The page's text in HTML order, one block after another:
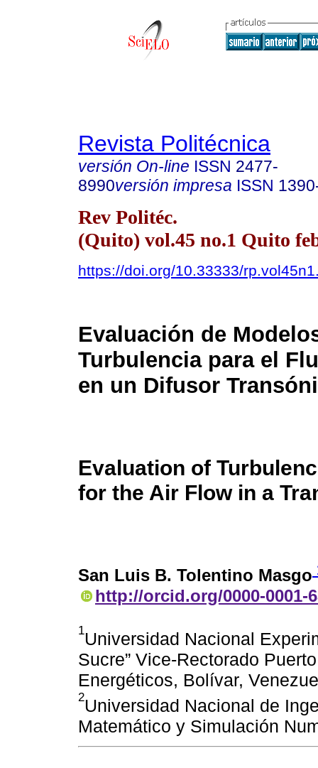
Revista Politécnica
versión On-line ISSN 2477-
8990versión impresa ISSN
Rev Politéc.
(Quito) vol.45 no.1 Quito
https://doi.org/10.33333/
Evaluación de
Turbulencia para el
en un Difusor
Evaluation of
for the Air Flow in a
San Luis B. Tolentino Masgo
http://orcid.org/0000-0001-
1Universidad Nacional
Sucre” Vice-Rectorado
Energéticos, Bolívar,
2Universidad Nacional de
Matemático y Simulación